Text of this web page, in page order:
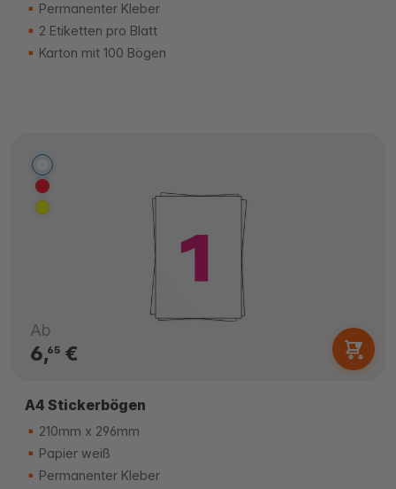
Permanenter Kleber
2 Etiketten pro Blatt
Karton mit 100 Bögen
Ab
6,65€
A4 Stickerbögen
210mm x 296mm
Papier weiß
Permanenter Kleber